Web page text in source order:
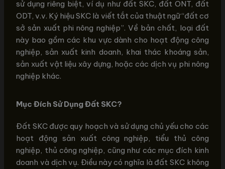
sử dụng riêng biệt, ví dụ như đất SKC, đất ONT, đất
ODT, v.v. Ký hiệu SKC là viết tắt của thuật ngữ “đất cơ
sở sản xuất phi nông nghiệp”. Về bản chất, loại đất
này bao gồm các khu vực dành cho hoạt động công
nghiệp, sản xuất kinh doanh, khai thác khoáng sản,
sản xuất vật liệu xây dựng, hoặc các dịch vụ phi nông
nghiệp khác.
Mục Đích Sử Dụng Đất SKC?
Đất SKC được quy hoạch và sử dụng chủ yếu cho các
hoạt động sản xuất công nghiệp, tiểu thủ công
nghiệp, thủ công nghiệp, cũng như các mục đích kinh
doanh và dịch vụ. Điều này có nghĩa là đất SKC không